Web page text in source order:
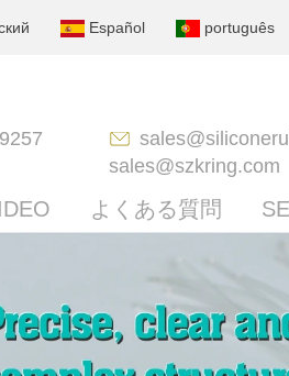
Español português
sales@szkring.com
よくある質問